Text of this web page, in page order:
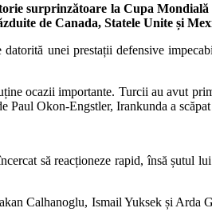
surprinzătoare la Cupa
de Canada, Statele Unite și
unei prestații defensive
ocazii importante. Turcii au avut
Paul Okon-Engstler, Irankunda a
să reacționeze rapid, însă șutul
Calhanoglu, Ismail Yuksek și